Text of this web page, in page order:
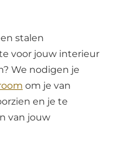
stalen
voor jouw interieur
We nodigen je
om je van
en je te
van jouw